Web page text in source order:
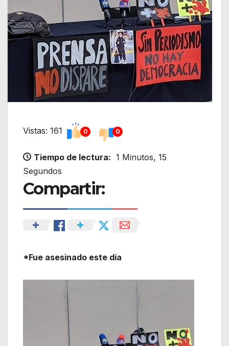
Vistas: 161 0 0
Tiempo de lectura: 1 Minutos, 15
Segundos
Compartir:
*Fue asesinado este día